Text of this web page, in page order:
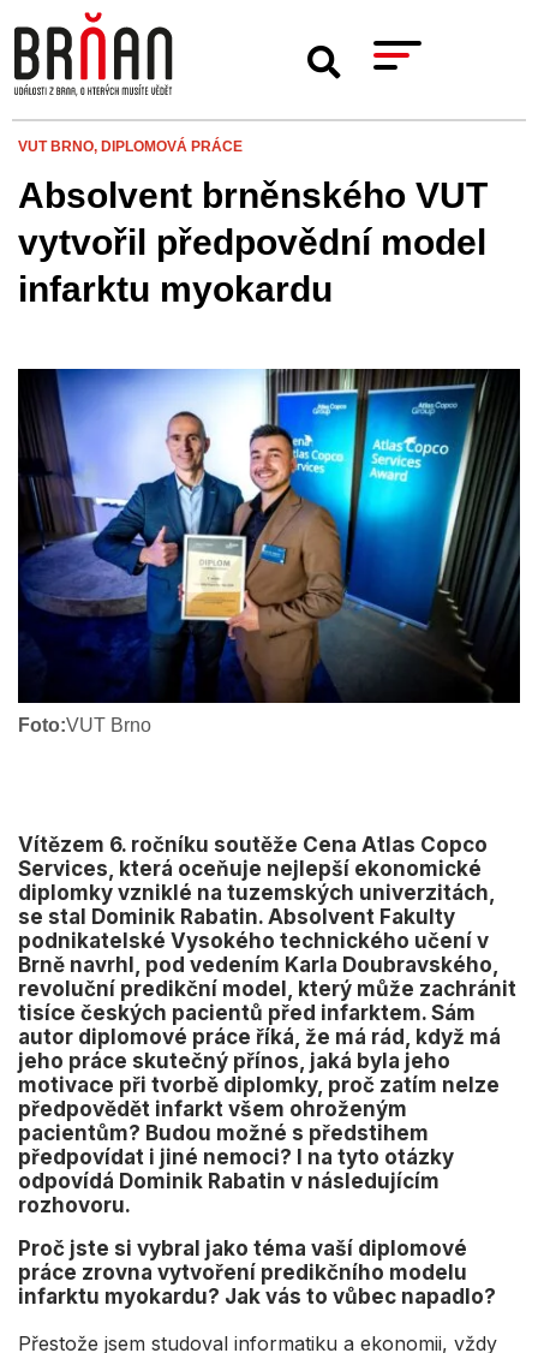
VUT BRNO, DIPLOMOVÁ PRÁCE
Absolvent brněnského VUT
vytvořil předpovědní model
infarktu myokardu
Foto:VUT Brno
Vítězem 6. ročníku soutěže Cena Atlas Copco
Services, která oceňuje nejlepší ekonomické
diplomky vzniklé na tuzemských univerzitách,
se stal Dominik Rabatin. Absolvent Fakulty
podnikatelské Vysokého technického učení v
Brně navrhl, pod vedením Karla Doubravského,
revoluční predikční model, který může zachránit
tisíce českých pacientů před infarktem. Sám
autor diplomové práce říká, že má rád, když má
jeho práce skutečný přínos, jaká byla jeho
motivace při tvorbě diplomky, proč zatím nelze
předpovědět infarkt všem ohroženým
pacientům? Budou možné s předstihem
předpovídat i jiné nemoci? I na tyto otázky
odpovídá Dominik Rabatin v následujícím
rozhovoru.
Proč jste si vybral jako téma vaší diplomové
práce zrovna vytvoření predikčního modelu
infarktu myokardu? Jak vás to vůbec napadlo?
Přestože jsem studoval informatiku a ekonomii, vždy